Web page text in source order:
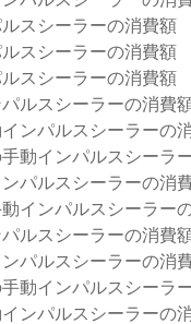
スシーラーの消費額
スシーラーの消費額
スシーラーの消費額
ルスシーラーの消費
ンパルスシーラーの
動インパルスシーラ
パルスシーラーの消
インパルスシーラー
ルスシーラーの消費
パルスシーラーの消
動インパルスシーラ
ンパルスシーラーの